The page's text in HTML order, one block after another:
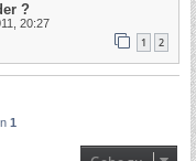
?
20:27
1 2
1